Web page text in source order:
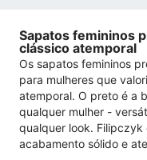
Sapatos femininos
clássico atemporal
Os sapatos femininos
para mulheres que
atemporal. O preto é a
qualquer mulher -
qualquer look. Filipczyk
acabamento sólido e